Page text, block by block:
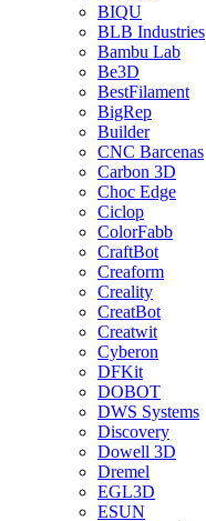
BIQU
BLB Industries
Bambu Lab
Be3D
BestFilament
BigRep
Builder
CNC Barcenas
Carbon 3D
Choc Edge
Ciclop
ColorFabb
CraftBot
Creaform
Creality
CreatBot
Creatwit
Cyberon
DFKit
DOBOT
DWS Systems
Discovery
Dowell 3D
Dremel
EGL3D
ESUN